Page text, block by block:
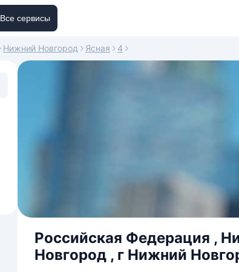
Все сервисы
Нижний Новгород Ясная 4
Российская Федерация ,
Новгород , г Нижний